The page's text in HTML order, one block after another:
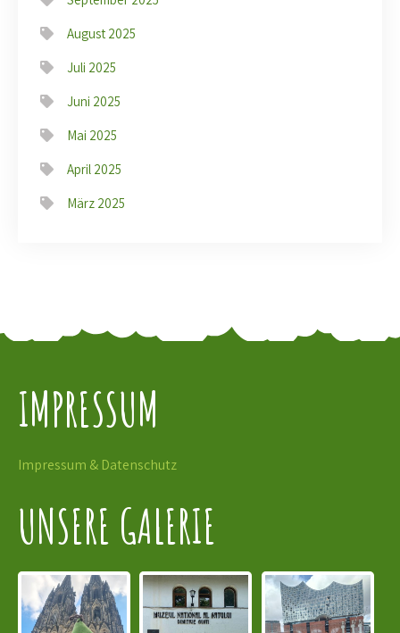
August 2025
Juli 2025
Juni 2025
Mai 2025
April 2025
März 2025
IMPRESSUM
Impressum & Datenschutz
UNSERE GALERIE